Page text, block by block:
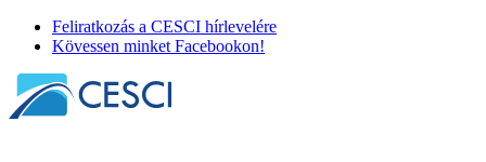
Feliratkozás a CESCI hírlevelére
Kövessen minket Facebookon!